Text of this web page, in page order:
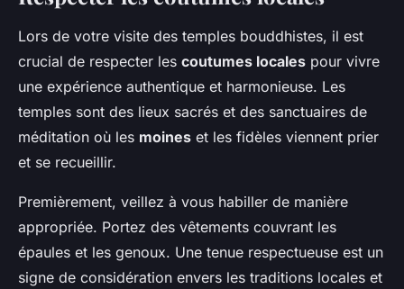
Lors de votre visite des temples bouddhistes, il est
crucial de respecter les coutumes locales pour vivre
une expérience authentique et harmonieuse. Les
temples sont des lieux sacrés et des sanctuaires de
méditation où les moines et les fidèles viennent prier
et se recueillir.
Premièrement, veillez à vous habiller de manière
appropriée. Portez des vêtements couvrant les
épaules et les genoux. Une tenue respectueuse est un
signe de considération envers les traditions locales et